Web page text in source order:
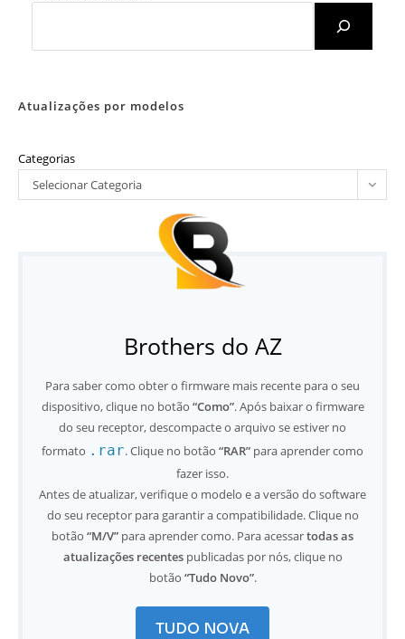
Atualizações por modelos
Categorias
Selecionar Categoria
Brothers do AZ
Para saber como obter o firmware mais recente para o seu
dispositivo, clique no botão “Como”. Após baixar o firmware
do seu receptor, descompacte o arquivo se estiver no
formato .rar. Clique no botão “RAR” para aprender como
fazer isso.
Antes de atualizar, verifique o modelo e a versão do software
do seu receptor para garantir a compatibilidade. Clique no
botão “M/V” para aprender como. Para acessartodas as
atualizações recentespublicadas por nós, clique no
botão “Tudo Novo”.
TUDO NOVA